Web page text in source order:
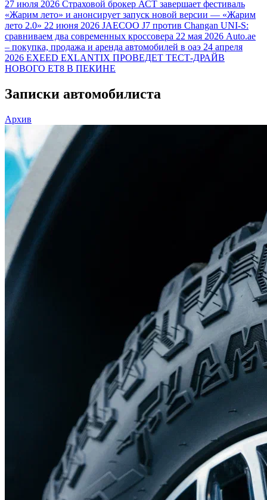
27 июля 2026 Страховой брокер АСТ завершает фестиваль
«Жарим лето» и анонсирует запуск новой версии — «Жарим
лето 2.0» 22 июня 2026 JAECOO J7 против Changan UNI-S:
сравниваем два современных кроссовера 22 мая 2026 Auto.ae
– покупка, продажа и аренда автомобилей в оаэ 24 апреля
2026 EXEED EXLANTIX ПРОВЕДЕТ ТЕСТ-ДРАЙВ
НОВОГО ET8 В ПЕКИНЕ
Записки автомобилиста
Архив